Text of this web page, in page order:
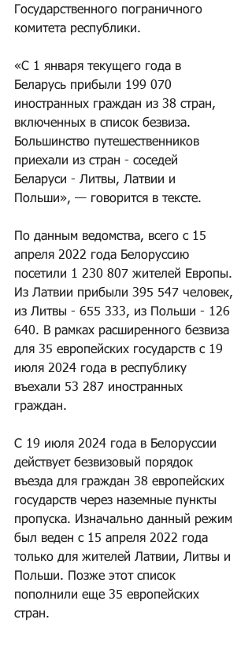
Государственного пограничного
комитета республики.
«С 1 января текущего года в
Беларусь прибыли 199 070
иностранных граждан из 38 стран,
включенных в список безвиза.
Большинство путешественников
приехали из стран - соседей
Беларуси - Литвы, Латвии и
Польши», — говорится в тексте.
По данным ведомства, всего с 15
апреля 2022 года Белоруссию
посетили 1 230 807 жителей Европы.
Из Латвии прибыли 395 547 человек,
из Литвы - 655 333, из Польши - 126
640. В рамках расширенного безвиза
для 35 европейских государств с 19
июля 2024 года в республику
въехали 53 287 иностранных
граждан.
С 19 июля 2024 года в Белоруссии
действует безвизовый порядок
въезда для граждан 38 европейских
государств через наземные пункты
пропуска. Изначально данный режим
был веден с 15 апреля 2022 года
только для жителей Латвии, Литвы и
Польши. Позже этот список
пополнили еще 35 европейских
стран.